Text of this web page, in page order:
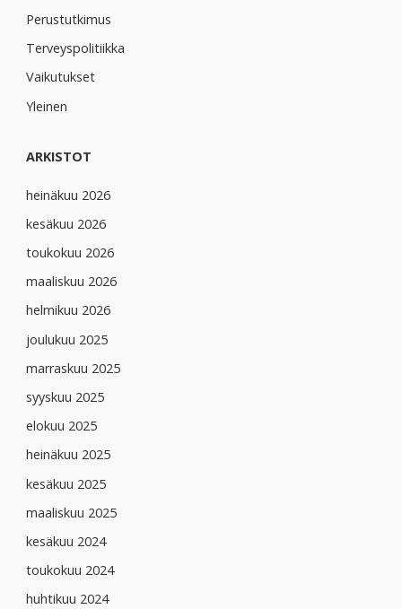
Perustutkimus
Terveyspolitiikka
Vaikutukset
Yleinen
ARKISTOT
heinäkuu 2026
kesäkuu 2026
toukokuu 2026
maaliskuu 2026
helmikuu 2026
joulukuu 2025
marraskuu 2025
syyskuu 2025
elokuu 2025
heinäkuu 2025
kesäkuu 2025
maaliskuu 2025
kesäkuu 2024
toukokuu 2024
huhtikuu 2024